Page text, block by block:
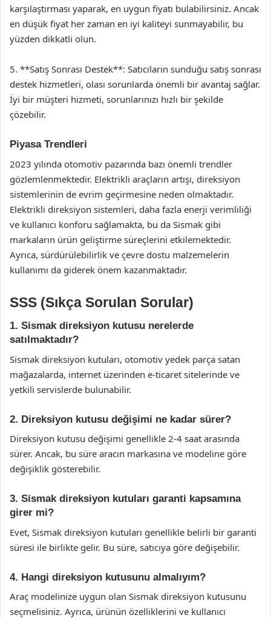
karşılaştırması yaparak, en uygun fiyatı bulabilirsiniz. Ancak
en düşük fiyat her zaman en iyi kaliteyi sunmayabilir, bu
yüzden dikkatli olun.
5. **Satış Sonrası Destek**: Satıcıların sunduğu satış sonrası
destek hizmetleri, olası sorunlarda önemli bir avantaj sağlar.
İyi bir müşteri hizmeti, sorunlarınızı hızlı bir şekilde
çözebilir.
Piyasa Trendleri
2023 yılında otomotiv pazarında bazı önemli trendler
gözlemlenmektedir. Elektrikli araçların artışı, direksiyon
sistemlerinin de evrim geçirmesine neden olmaktadır.
Elektrikli direksiyon sistemleri, daha fazla enerji verimliliği
ve kullanıcı konforu sağlamakta, bu da Sismak gibi
markaların ürün geliştirme süreçlerini etkilemektedir.
Ayrıca, sürdürülebilirlik ve çevre dostu malzemelerin
kullanımı da giderek önem kazanmaktadır.
SSS (Sıkça Sorulan Sorular)
1. Sismak direksiyon kutusu nerelerde
satılmaktadır?
Sismak direksiyon kutuları, otomotiv yedek parça satan
mağazalarda, internet üzerinden e-ticaret sitelerinde ve
yetkili servislerde bulunabilir.
2. Direksiyon kutusu değişimi ne kadar sürer?
Direksiyon kutusu değişimi genellikle 2-4 saat arasında
sürer. Ancak, bu süre aracın markasına ve modeline göre
değişiklik gösterebilir.
3. Sismak direksiyon kutuları garanti kapsamına
girer mi?
Evet, Sismak direksiyon kutuları genellikle belirli bir garanti
süresi ile birlikte gelir. Bu süre, satıcıya göre değişebilir.
4. Hangi direksiyon kutusunu almalıyım?
Araç modelinize uygun olan Sismak direksiyon kutusunu
seçmelisiniz. Ayrıca, ürünün özelliklerini ve kullanıcı